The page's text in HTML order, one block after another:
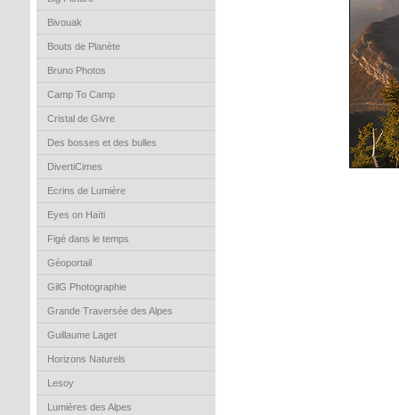
Bivouak
Bouts de Planète
Bruno Photos
Camp To Camp
Cristal de Givre
Des bosses et des bulles
DivertiCimes
Ecrins de Lumière
Eyes on Haïti
Figé dans le temps
Géoportail
GilG Photographie
Grande Traversée des Alpes
Guillaume Laget
Horizons Naturels
Lesoy
Lumières des Alpes